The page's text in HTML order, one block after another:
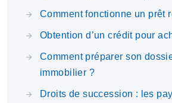
Comment fonctionne un prêt
Obtention d’un crédit pour
Comment préparer son
immobilier ?
Droits de succession : les